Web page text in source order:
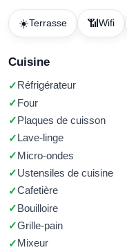
☀️Terrasse 📶 Wifi
Cuisine
Réfrigérateur
Four
Plaques de cuisson
Lave-linge
Micro-ondes
Ustensiles de cuisine
Cafetière
Bouilloire
Grille-pain
Mixeur